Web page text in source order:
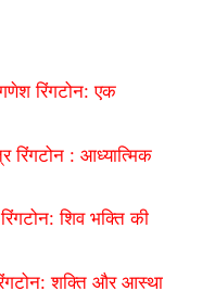
रिंगटोन: एक
: आध्यात्मिक
शिव भक्ति की
शक्ति और आस्था